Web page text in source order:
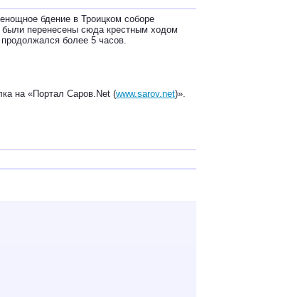
бдение в Троицком соборе
перенесены сюда крестным ходом
более 5 часов.
на «Портал Саров.Net (www.sarov.net)».